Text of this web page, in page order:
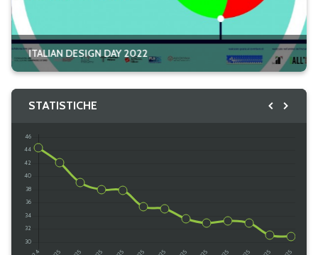
@ italyinTurkey
Caricamento...
ITALIAN DESIGN DAY 2022
STATISTICHE